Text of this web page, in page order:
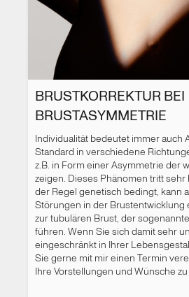
BRUSTKORREKTUR BEI
BRUSTASYMMETRIE
Individualität bedeutet immer auch
Standard in verschiedene
z.B. in Form einer Asymmetrie der
zeigen. Dieses Phänomen tritt sehr
der Regel genetisch bedingt, kann
Störungen in der Brustentwicklung
zur tubulären Brust, der
führen. Wenn Sie sich damit sehr
eingeschränkt in Ihrer
Sie gerne mit mir einen Termin
Ihre Vorstellungen und Wünsche